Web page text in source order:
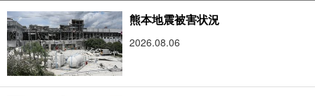
熊本地震被害状況
2026.08.06